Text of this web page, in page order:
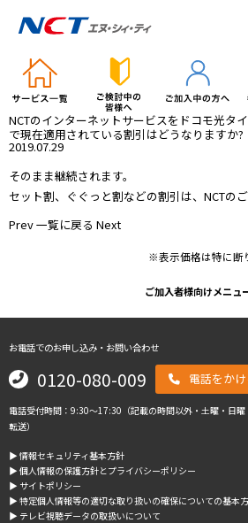
NCTのインターネットサービスをドコモ光タ
で現在適用されている割引はどうなりますか?
2019.07.29
そのまま継続されます。
セット割、ぐぐっと割などの割引は、NCTの
Prev一覧に戻る Next
※表示価格は特に断
ご加入者様向けメニュ
お電話でのお申し込み・お問い合わせ
0120-080-009 電話をかけ
電話受付時間：9:30～17:30（記載の時間以外・土曜・日
転送）
▶︎ 情報セキュリティ基本方針
▶︎ 個人情報の保護方針とプライバシーポリシー
▶︎ サイトポリシー
▶︎ 特定個人情報等の適切な取り扱いの確保についての基本
▶︎ テレビ視聴データの取扱いについて